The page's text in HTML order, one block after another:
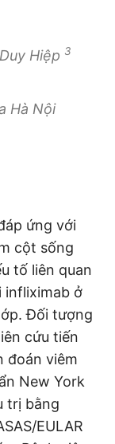
Hiệp 3
Hà Nội
ứng với
cột sống
tố liên quan
infliximab ở
Đối tượng
cứu tiến
đoán viêm
New York
trị bằng
EULAR